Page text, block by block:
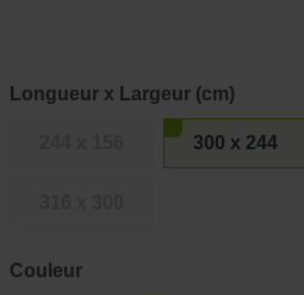
Longueur x Largeur (cm)
300 x 244
Couleur